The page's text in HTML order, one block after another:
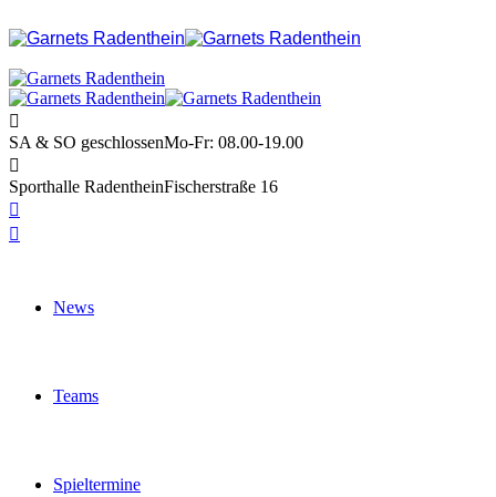
SA & SO geschlossenMo-Fr: 08.00-19.00
Sporthalle RadentheinFischerstraße 16
News
Teams
Spieltermine